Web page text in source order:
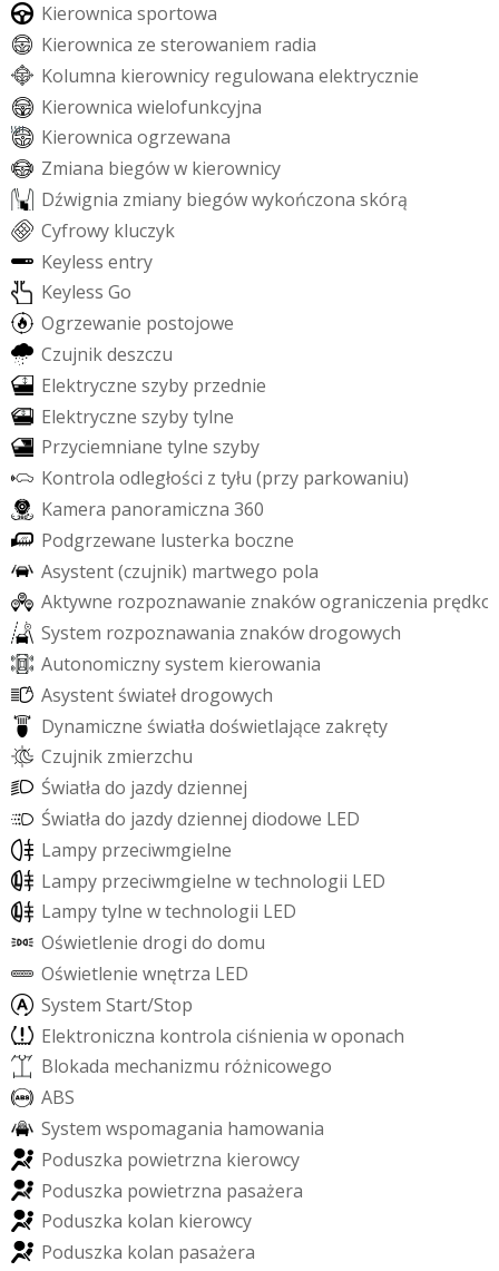
Kierownica sportowa
Kierownica ze sterowaniem radia
Kolumna kierownicy regulowana elektrycznie
Kierownica wielofunkcyjna
Kierownica ogrzewana
Zmiana biegóww kierownicy
Dźwignia zmiany biegówwykończona skórą
Cyfrowy kluczyk
Keyless entry
Keyless Go
Ogrzewanie postojowe
Czujnikdeszczu
Elektryczne szyby przednie
Elektryczne szybytylne
Przyciemniane tylne szyby
Kontrola odległości z tyłu (przy parkowaniu)
Kamera panoramiczna 360
Podgrzewane lusterka boczne
Asystent(czujnik) martwego pola
Aktywne rozpoznawanie znakówograniczenia prędko
System rozpoznawania znakówdrogowych
Autonomicznysystem kierowania
Asystent światełdrogowych
Dynamiczne światła doświetlające zakręty
Czujnik zmierzchu
Światła do jazdydziennej
Światła do jazdydziennej diodowe LED
Lampy przeciwmgielne
Lampy przeciwmgielne wtechnologii LED
Lampytylne wtechnologii LED
Oświetlenie drogi do domu
Oświetlenie wnętrza LED
System Start/Stop
Elektroniczna kontrola ciśnienia woponach
Blokada mechanizmu różnicowego
ABS
System wspomagania hamowania
Poduszka powietrzna kierowcy
Poduszka powietrzna pasażera
Poduszka kolan kierowcy
Poduszka kolan pasażera